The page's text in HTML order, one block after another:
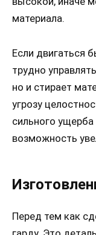
материала.
Если двигаться
трудно
но и стирает
угрозу
сильного
возможность
Перед тем как